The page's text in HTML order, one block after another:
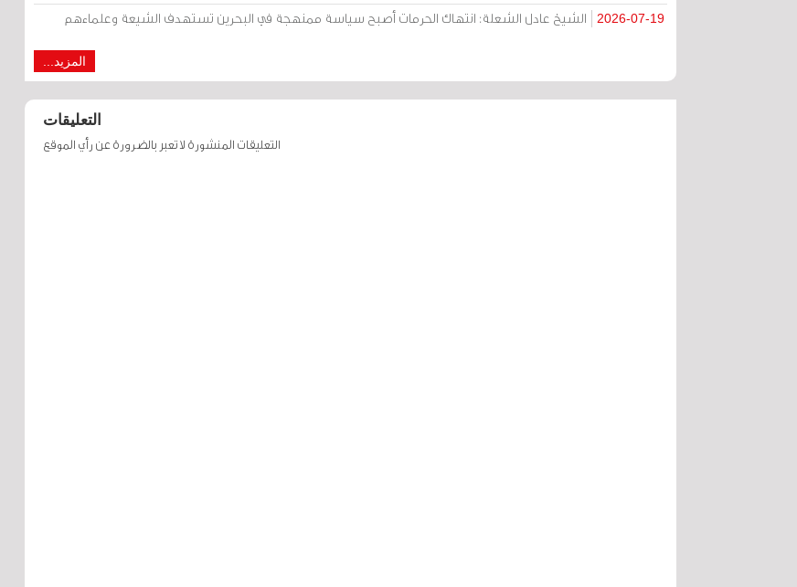
2026-07-19 الشيخ عادل الشعلة: انتهاك الحرمات أصبح سياسة ممنهجة في البحرين تستهدف الشيعة وعلماءهم
المزيد...
التعليقات
التعليقات المنشورة لا تعبر بالضرورة عن رأي الموقع